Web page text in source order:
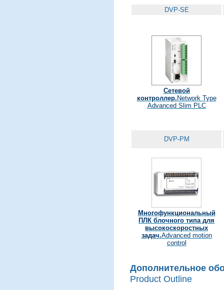
DVP-SE
Сетевой
контроллер. Network Type
Advanced Slim PLC
DVP-PM
Многофункциональный
ПЛК блочного типа для
высокоскоростных
задач.Advanced motion
control
Дополнительное
Product Outline